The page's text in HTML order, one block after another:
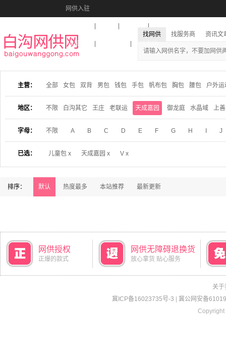
网供入驻
收藏本站
找网供 找服务商 资讯文
主营： 全部 女包 双背 男包 钱包 手包 帆布包 胸包 腰包 户外运
地区： 不限 白沟其它 王庄 老联运 天成嘉园 御龙庭 水晶域 上
字母： 不限 A B C D E F G H J
已选： 儿童包 x 天成嘉园 x V x
排序： 默认 热度最多 本站推荐 最新更新
网供授权
正爆的款式
网供无障碍退换货
放心拿货 贴心服务
关于
冀ICP备16023735号-3
冀公网安备